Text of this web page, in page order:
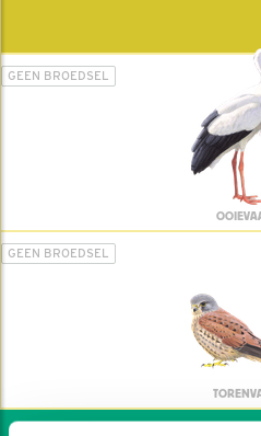
GEEN BROEDSEL
GEEN BROEDSEL